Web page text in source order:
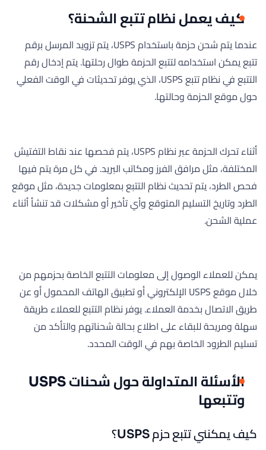
كيف يعمل نظام تتبع الشحنة؟
عندما يتم شحن حزمة باستخدام USPS، يتم تزويد المرسل برقم
تتبع يمكن استخدامه لتتبع الحزمة طوال رحلتها. يتم إدخال رقم
التتبع في نظام تتبع USPS، الذي يوفر تحديثات في الوقت الفعلي
حول موقع الحزمة وحالتها.
أثناء تحرك الحزمة عبر نظام USPS، يتم فحصها عند نقاط التفتيش
المختلفة، مثل مرافق الفرز ومكاتب البريد. في كل مرة يتم فيها
فحص الطرد، يتم تحديث نظام التتبع بمعلومات جديدة، مثل موقع
الطرد وتاريخ التسليم المتوقع وأي تأخير أو مشكلات قد تنشأ أثناء
عملية الشحن.
يمكن للعملاء الوصول إلى معلومات التتبع الخاصة بحزمهم من
خلال موقع USPS الإلكتروني أو تطبيق الهاتف المحمول أو عن
طريق الاتصال بخدمة العملاء. يوفر نظام التتبع للعملاء طريقة
سهلة ومريحة للبقاء على اطلاع بحالة شحناتهم والتأكد من
تسليم الطرود الخاصة بهم في الوقت المحدد.
الأسئلة المتداولة حول شحنات USPS
وتتبعها
كيف يمكنني تتبع حزم USPS؟